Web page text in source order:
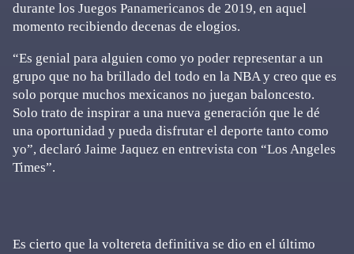
durante los Juegos Panamericanos de 2019, en aquel
momento recibiendo decenas de elogios.
“Es genial para alguien como yo poder representar a un
grupo que no ha brillado del todo en la NBA y creo que es
solo porque muchos mexicanos no juegan baloncesto.
Solo trato de inspirar a una nueva generación que le dé
una oportunidad y pueda disfrutar el deporte tanto como
yo”, declaró Jaime Jaquez en entrevista con “Los Angeles
Times”.
Es cierto que la voltereta definitiva se dio en el último